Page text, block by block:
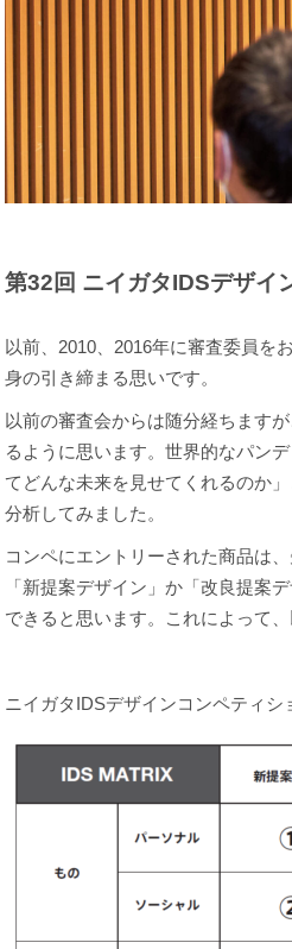
第32回 ニイガタIDSデザイ
以前、2010、2016年に審査委員を
身の引き締まる思いです。
以前の審査会からは随分経ちます
るように思います。世界的なパン
てどんな未来を見せてくれるのか
分析してみました。
コンペにエントリーされた商品は
「新提案デザイン」か「改良提案
できると思います。これによって
ニイガタIDSデザインコンペティ